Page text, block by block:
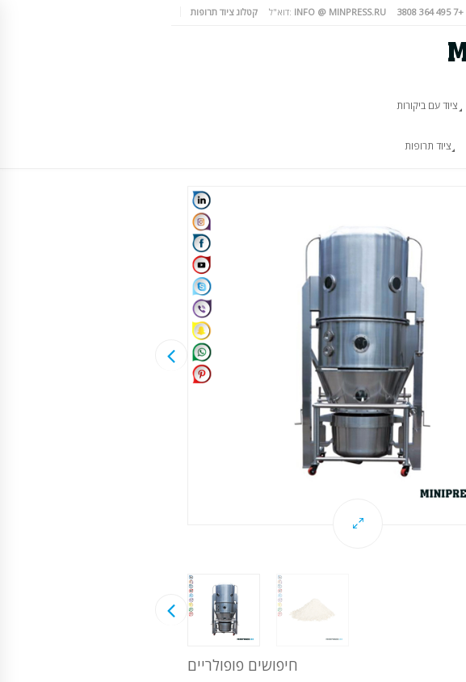
קטלוג ציוד תרופות דוא"ל: INFO @ MINPRESS.RU +7 495 364 3808
ציוד עם ביקורות
ציוד תרופות
חיפושים פופולריים